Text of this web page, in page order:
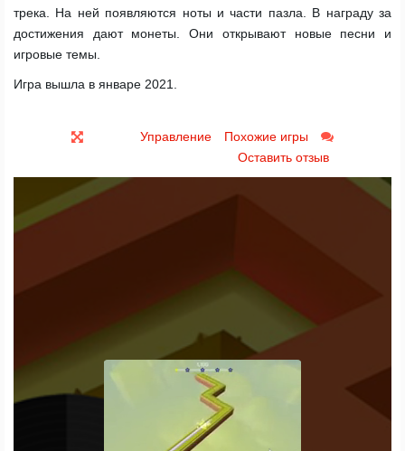
трека. На ней появляются ноты и части пазла. В награду за
достижения дают монеты. Они открывают новые песни и
игровые темы.
Игра вышла в январе 2021.
Управление
Похожие игры
Оставить отзыв